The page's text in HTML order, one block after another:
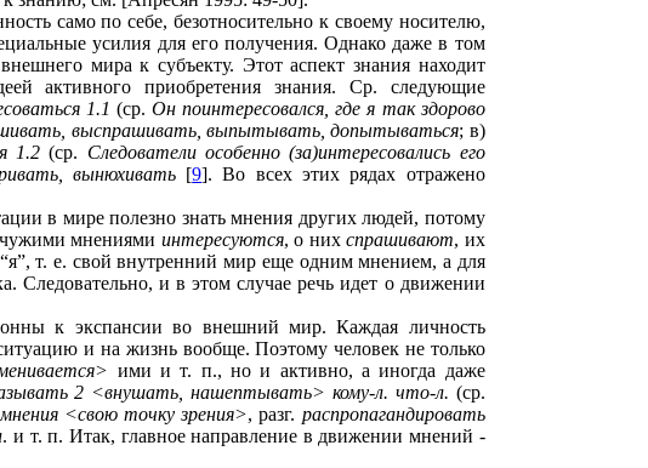
само по себе, безотносительно к своему носителю,
усилия для его получения. Однако даже в том
мира к субъекту. Этот аспект знания находит
активного приобретения знания. Ср. следующие
1.1 (ср.Он поинтересовался, где я так здорово
выспрашивать, выпытывать, допытываться; в)
1.2 (ср. Следователи особенно (за)интересовались его
вынюхивать[9]. Во всех этих рядах отражено
в мире полезно знать мнения других людей, потому
чужими мнениями интересуются, о нихспрашивают, их
т. е. свой внутренний мир еще одним мнением, а для
Следовательно, и в этом случае речь идет о движении
к экспансии во внешний мир. Каждая личность
и на жизнь вообще. Поэтому человек не только
ими и т. п., но и активно, а иногда даже
2 <внушать, нашептывать> кому-л. что-л. (ср.
<свою точку зрения>, разг. распропагандировать
. и т. п. Итак, главное направление в движении мнений -